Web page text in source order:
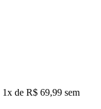
1x de R$ 69,99 sem